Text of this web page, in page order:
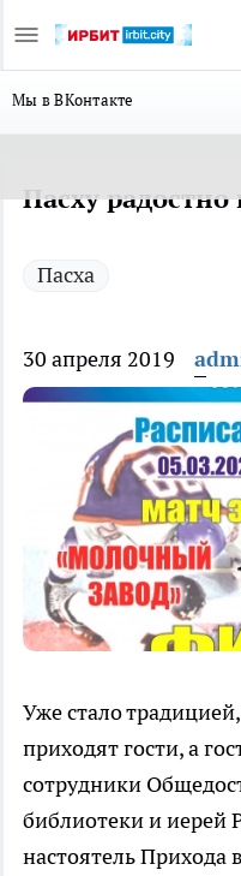
Мы в ВКонтакте
Пасху радостно
Пасха
30 апреля 2019
Уже стало
приходят гости, а
сотрудники
библиотеки и иерей
настоятель